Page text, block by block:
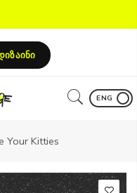
ENG
Your Kitties